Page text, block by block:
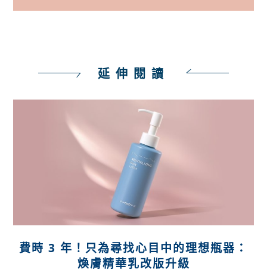
延伸閱讀
費時 3 年！只為尋找心目中的理想瓶器：
煥膚精華乳改版升級